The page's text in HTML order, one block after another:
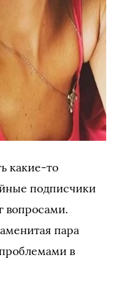
какие-то
подписчики
вопросами.
пара
в